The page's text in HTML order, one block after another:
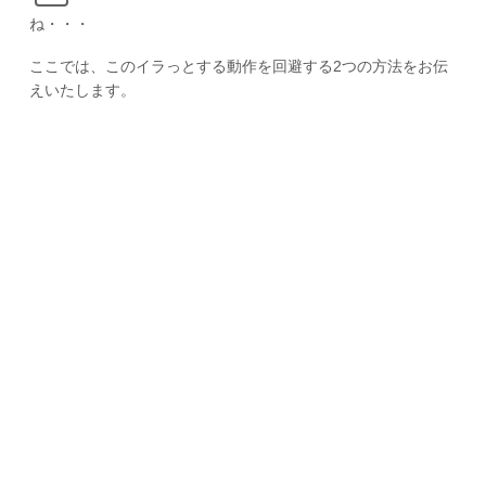
ね・・・
ここでは、このイラっとする動作を回避する2つの方法をお伝
えいたします。